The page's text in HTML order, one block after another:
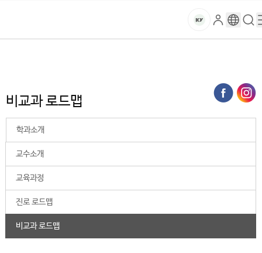
건
대
학
교
마
로
그
구
글
검
색
메
뉴
로
비교과 로드맵
학과소개
교수소개
교육과정
진로 로드맵
비교과 로드맵